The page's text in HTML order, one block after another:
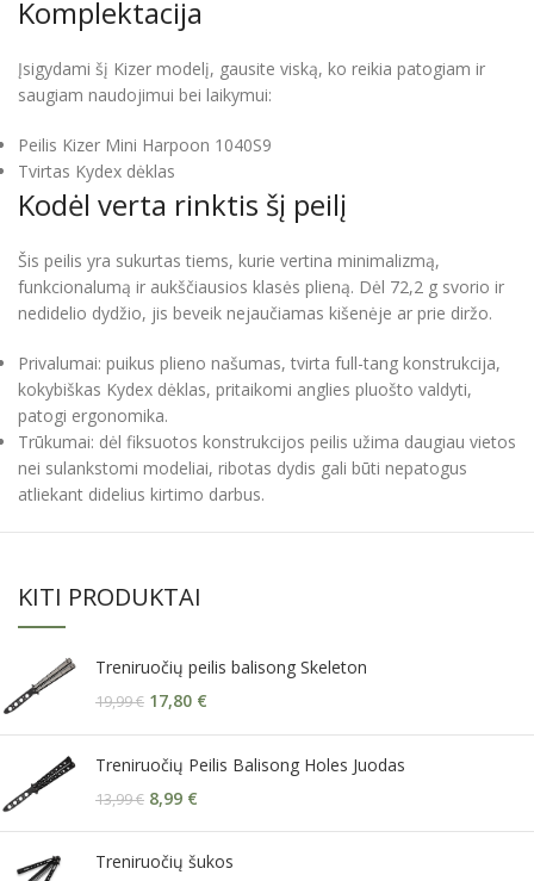
Komplektacija
Įsigydami šį Kizer modelį, gausite viską, ko reikia patogiam ir
saugiam naudojimui bei laikymui:
Peilis Kizer Mini Harpoon 1040S9
Tvirtas Kydex dėklas
Kodėl verta rinktis šį peilį
Šis peilis yra sukurtas tiems, kurie vertina minimalizmą,
funkcionalumą ir aukščiausios klasės plieną. Dėl 72,2 g svorio ir
nedidelio dydžio, jis beveik nejaučiamas kišenėje ar prie diržo.
Privalumai: puikus plieno našumas, tvirta full-tang konstrukcija,
kokybiškas Kydex dėklas, pritaikomi anglies pluošto valdyti,
patogi ergonomika.
Trūkumai: dėl fiksuotos konstrukcijos peilis užima daugiau vietos
nei sulankstomi modeliai, ribotas dydis gali būti nepatogus
atliekant didelius kirtimo darbus.
KITI PRODUKTAI
Treniruočių peilis balisong Skeleton
19,99€ 17,80 €
Treniruočių Peilis Balisong Holes Juodas
13,99€ 8,99 €
Treniruočių šukos